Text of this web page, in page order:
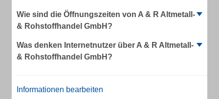
Wie sind die Öffnungszeiten von A & R Altmetall-
& Rohstoffhandel GmbH?
Was denken Internetnutzer über A & R Altmetall-
& Rohstoffhandel GmbH?
Informationen bearbeiten